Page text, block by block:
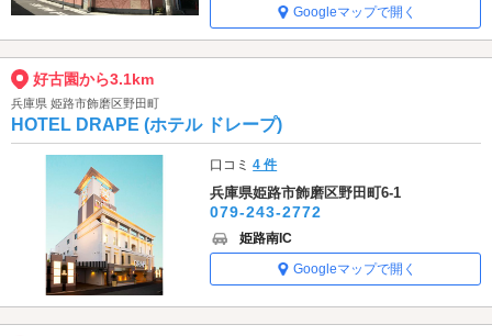
Googleマップで開く
好古園から3.1km
兵庫県 姫路市飾磨区野田町
HOTEL DRAPE (ホテル ドレープ)
口コミ4 件
兵庫県姫路市飾磨区野田町6-1
079-243-2772
姫路南IC
Googleマップで開く